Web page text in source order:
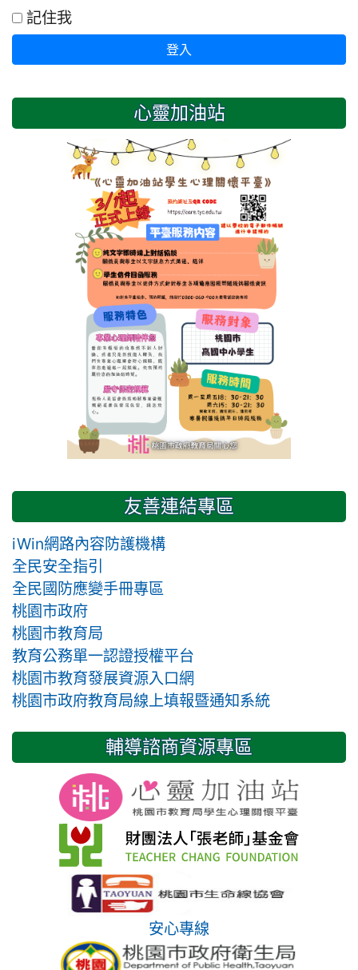
記住我
登入
心靈加油站
友善連結專區
iWin網路內容防護機構
全民安全指引
全民國防應變手冊專區
桃園市政府
桃園市教育局
教育公務單一認證授權平台
桃園市教育發展資源入口網
桃園市政府教育局線上填報暨通知系統
輔導諮商資源專區
安心專線